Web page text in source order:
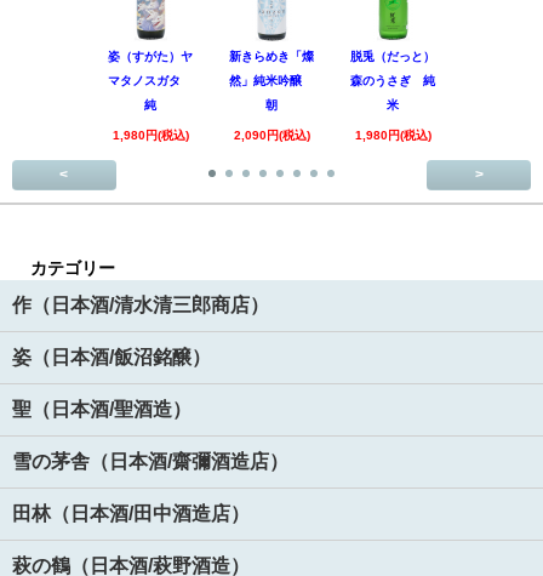
姿（すがた）ヤ
マタノスガタ
純
1,980円(税込)
新きらめき「燦
然」純米吟醸
朝
2,090円(税込)
脱兎（だっと）
森のうさぎ 純
米
1,980円(税込)
< >
カテゴリー
作（日本酒/清水清三郎商店）
姿（日本酒/飯沼銘醸）
聖（日本酒/聖酒造）
雪の茅舎（日本酒/齋彌酒造店）
田林（日本酒/田中酒造店）
萩の鶴（日本酒/萩野酒造）